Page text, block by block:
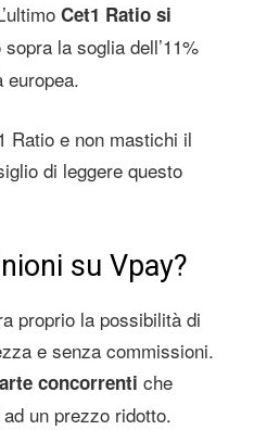
Cet1 Ratio si
la soglia dell’11%
europea.
Ratio e non mastichi il
di leggere questo
su Vpay?
proprio la possibilità di
e senza commissioni.
concorrenti che
un prezzo ridotto.